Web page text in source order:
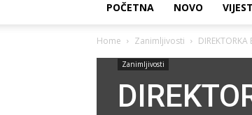
POČETNA NOVO
Home Zanimljivosti
Zanimljivosti